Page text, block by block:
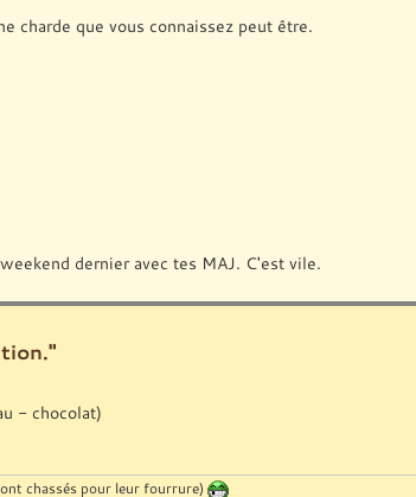
charde que vous connaissez peut être.
dernier avec tes MAJ. C'est vile.
- chocolat)
chassés pour leur fourrure)